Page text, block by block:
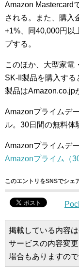
Amazon Mastercard
される。また、購入
+1%、同40,000円以
プする。
このほか、大型家電
SK-II製品を購入する
製品はAmazon.co.jp
Amazonプライムデ
ル。30日間の無料体
Amazonプライムデ
Amazonプライム（
このエントリをSNSでシェ
掲載している内容
サービスの内容変
場合もありますの